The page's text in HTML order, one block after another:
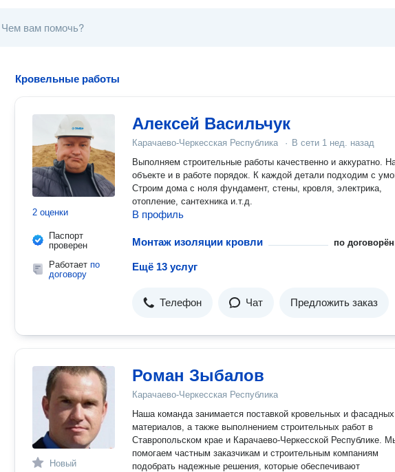
Кровельные работы
2 оценки
Паспорт
проверен
Работает по
договору
Алексей Васильчук
Карачаево-Черкесская Республика · В сети 1 нед. назад
Выполняем строительные работы качественно и аккуратно.
объекте и в работе порядок. К каждой детали подходим с
Строим дома с ноля фундамент, стены, кровля, электрика,
отопление, сантехника и.т.д.
В профиль
Монтаж изоляции кровли по
Ещё 13 услуг
Телефон Чат Предложить заказ
Новый
Роман Зыбалов
Карачаево-Черкесская Республика
Наша команда занимается поставкой кровельных и фасадных
материалов, а также выполнением строительных работ в
Ставропольском крае и Карачаево-Черкесской Республике.
помогаем частным заказчикам и строительным компаниям
подобрать надежные решения, которые обеспечивают